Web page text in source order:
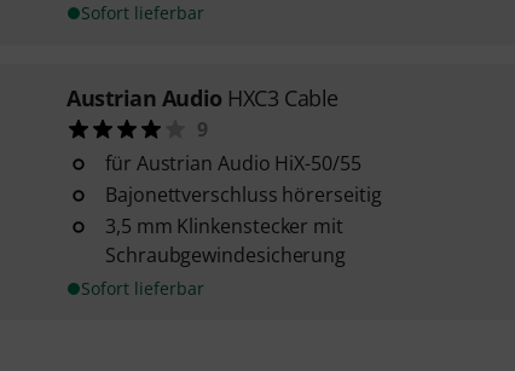
Sofort lieferbar
Austrian Audio HXC3 Cable
9
für Austrian Audio HiX-50/55
Bajonettverschluss hörerseitig
3,5 mm Klinkenstecker mit
Schraubgewindesicherung
Sofort lieferbar